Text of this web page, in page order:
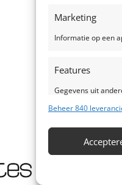
Marketing
Informatie op een
Features
Gegevens uit
Verschillende
Zorg dragen
fouten
Beheer 840